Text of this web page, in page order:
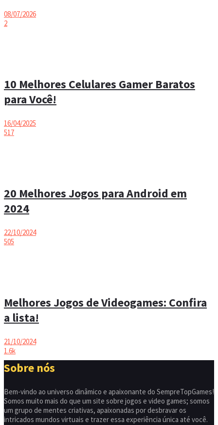
08/07/2026
2
10 Melhores Celulares Gamer Baratos
para Você!
16/04/2025
517
20 Melhores Jogos para Android em
2024
22/10/2024
505
Melhores Jogos de Videogames: Confira
a lista!
21/10/2024
1.6k
Sobre nós
Bem-vindo ao universo dinâmico e apaixonante do SempreTopGames!
Somos muito mais do que um site sobre jogos e video games; somos
um grupo de mentes criativas, apaixonadas por desbravar os
intricados mundos virtuais e trazer essa experiência única até você.